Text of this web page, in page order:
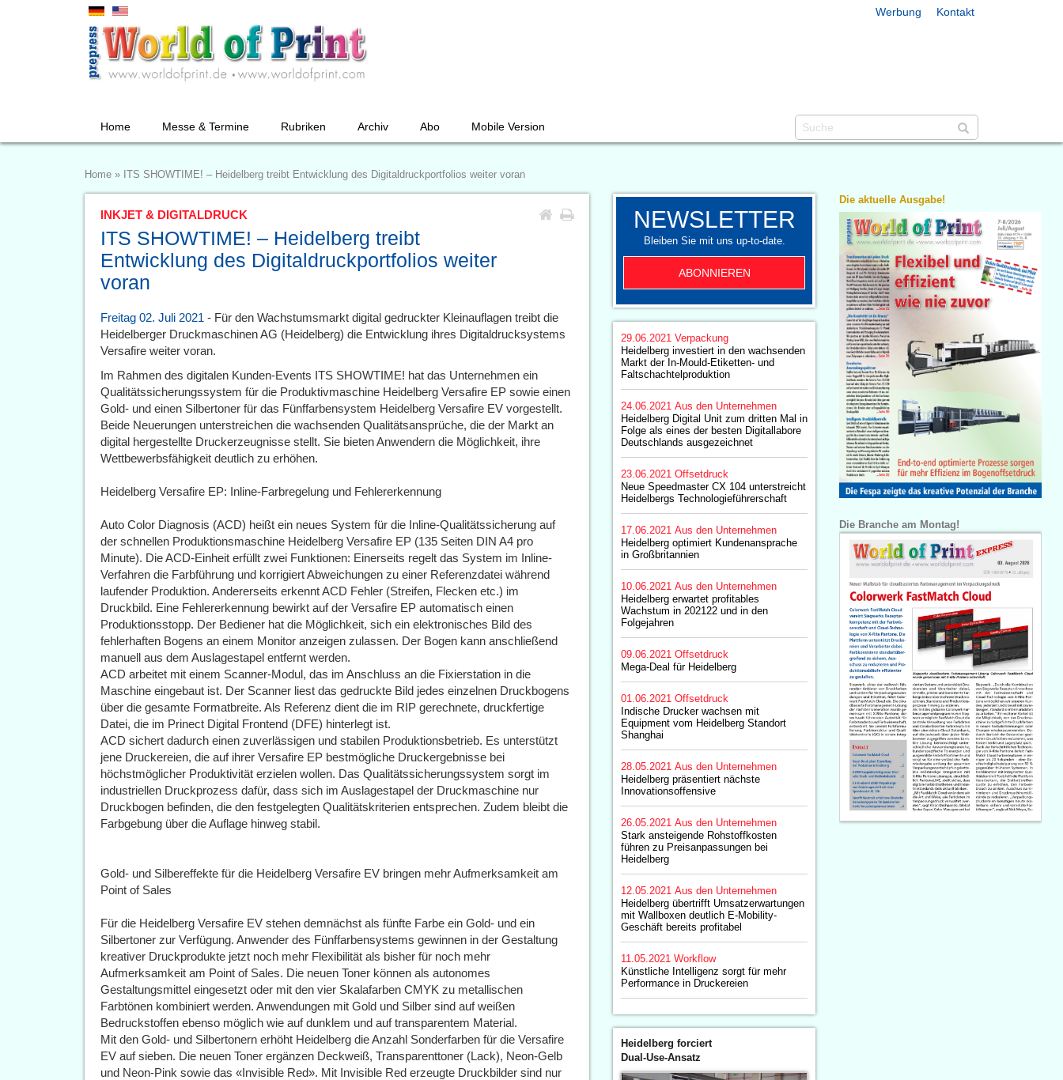
Werbung Kontakt
Home Messe & Termine Rubriken Archiv Abo Mobile Version
Home » ITS SHOWTIME! – Heidelberg treibt Entwicklung des Digitaldruckportfolios weiter voran
INKJET & DIGITALDRUCK
ITS SHOWTIME! – Heidelberg treibt
Entwicklung des Digitaldruckportfolios weiter
voran
Freitag 02. Juli 2021 - Für den Wachstumsmarkt digital gedruckter Kleinauflagen treibt die
Heidelberger Druckmaschinen AG (Heidelberg) die Entwicklung ihres Digitaldrucksystems
Versafire weiter voran.
Im Rahmen des digitalen Kunden-Events ITS SHOWTIME! hat das Unternehmen ein
Qualitätssicherungssystem für die Produktivmaschine Heidelberg Versafire EP sowie einen
Gold- und einen Silbertoner für das Fünffarbensystem Heidelberg Versafire EV vorgestellt.
Beide Neuerungen unterstreichen die wachsenden Qualitätsansprüche, die der Markt an
digital hergestellte Druckerzeugnisse stellt. Sie bieten Anwendern die Möglichkeit, ihre
Wettbewerbsfähigkeit deutlich zu erhöhen.
Heidelberg Versafire EP: Inline-Farbregelung und Fehlererkennung
Auto Color Diagnosis (ACD) heißt ein neues System für die Inline-Qualitätssicherung auf
der schnellen Produktionsmaschine Heidelberg Versafire EP (135 Seiten DIN A4 pro
Minute). Die ACD-Einheit erfüllt zwei Funktionen: Einerseits regelt das System im Inline-
Verfahren die Farbführung und korrigiert Abweichungen zu einer Referenzdatei während
laufender Produktion. Andererseits erkennt ACD Fehler (Streifen, Flecken etc.) im
Druckbild. Eine Fehlererkennung bewirkt auf der Versafire EP automatisch einen
Produktionsstopp. Der Bediener hat die Möglichkeit, sich ein elektronisches Bild des
fehlerhaften Bogens an einem Monitor anzeigen zulassen. Der Bogen kann anschließend
manuell aus dem Auslagestapel entfernt werden.
ACD arbeitet mit einem Scanner-Modul, das im Anschluss an die Fixierstation in die
Maschine eingebaut ist. Der Scanner liest das gedruckte Bild jedes einzelnen Druckbogens
über die gesamte Formatbreite. Als Referenz dient die im RIP gerechnete, druckfertige
Datei, die im Prinect Digital Frontend (DFE) hinterlegt ist.
ACD sichert dadurch einen zuverlässigen und stabilen Produktionsbetrieb. Es unterstützt
jene Druckereien, die auf ihrer Versafire EP bestmögliche Druckergebnisse bei
höchstmöglicher Produktivität erzielen wollen. Das Qualitätssicherungssystem sorgt im
industriellen Druckprozess dafür, dass sich im Auslagestapel der Druckmaschine nur
Druckbogen befinden, die den festgelegten Qualitätskriterien entsprechen. Zudem bleibt die
Farbgebung über die Auflage hinweg stabil.
Gold- und Silbereffekte für die Heidelberg Versafire EV bringen mehr Aufmerksamkeit am
Point of Sales
Für die Heidelberg Versafire EV stehen demnächst als fünfte Farbe ein Gold- und ein
Silbertoner zur Verfügung. Anwender des Fünffarbensystems gewinnen in der Gestaltung
kreativer Druckprodukte jetzt noch mehr Flexibilität als bisher für noch mehr
Aufmerksamkeit am Point of Sales. Die neuen Toner können als autonomes
Gestaltungsmittel eingesetzt oder mit den vier Skalafarben CMYK zu metallischen
Farbtönen kombiniert werden. Anwendungen mit Gold und Silber sind auf weißen
Bedruckstoffen ebenso möglich wie auf dunklem und auf transparentem Material.
Mit den Gold- und Silbertonern erhöht Heidelberg die Anzahl Sonderfarben für die Versafire
EV auf sieben. Die neuen Toner ergänzen Deckweiß, Transparenttoner (Lack), Neon-Gelb
und Neon-Pink sowie das «Invisible Red». Mit Invisible Red erzeugte Druckbilder sind nur
NEWSLETTER
Bleiben Sie mit uns up-to-date.
ABONNIEREN
29.06.2021 Verpackung
Heidelberg investiert in den wachsenden
Markt der In-Mould-Etiketten- und
Faltschachtelproduktion
24.06.2021 Aus den Unternehmen
Heidelberg Digital Unit zum dritten Mal in
Folge als eines der besten Digitallabore
Deutschlands ausgezeichnet
23.06.2021 Offsetdruck
Neue Speedmaster CX 104 unterstreicht
Heidelbergs Technologieführerschaft
17.06.2021 Aus den Unternehmen
Heidelberg optimiert Kundenansprache
in Großbritannien
10.06.2021 Aus den Unternehmen
Heidelberg erwartet profitables
Wachstum in 202122 und in den
Folgejahren
09.06.2021 Offsetdruck
Mega-Deal für Heidelberg
01.06.2021 Offsetdruck
Indische Drucker wachsen mit
Equipment vom Heidelberg Standort
Shanghai
28.05.2021 Aus den Unternehmen
Heidelberg präsentiert nächste
Innovationsoffensive
26.05.2021 Aus den Unternehmen
Stark ansteigende Rohstoffkosten
führen zu Preisanpassungen bei
Heidelberg
12.05.2021 Aus den Unternehmen
Heidelberg übertrifft Umsatzerwartungen
mit Wallboxen deutlich E-Mobility-
Geschäft bereits profitabel
11.05.2021 Workflow
Künstliche Intelligenz sorgt für mehr
Performance in Druckereien
Heidelberg forciert
Dual-Use-Ansatz
Die aktuelle Ausgabe!
Die Branche am Montag!